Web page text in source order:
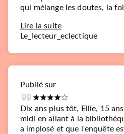
qui mélange les doutes, la
Lire la suite
Le_lecteur_eclectique
Publié sur
Dix ans plus tôt, Ellie, 15
midi en allant à la
a implosé et que l'enquête